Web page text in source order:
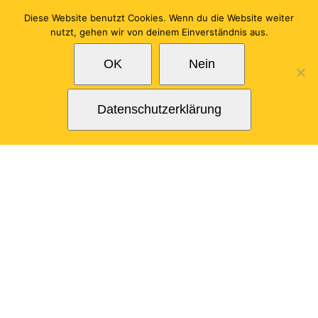
Inhalt
Diese Website benutzt Cookies. Wenn du die Website weiter
nutzt, gehen wir von deinem Einverständnis aus.
OK Nein
Datenschutzerklärung